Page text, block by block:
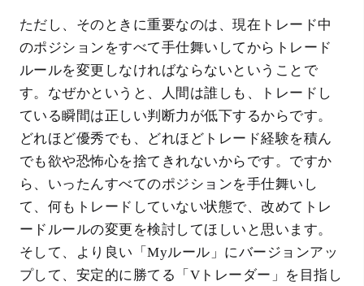
ただし、そのときに重要なのは、現在トレード中
のポジションをすべて手仕舞いしてからトレード
ルールを変更しなければならないということで
す。なぜかというと、人間は誰しも、トレードし
ている瞬間は正しい判断力が低下するからです。
どれほど優秀でも、どれほどトレード経験を積ん
でも欲や恐怖心を捨てきれないからです。ですか
ら、いったんすべてのポジションを手仕舞いし
て、何もトレードしていない状態で、改めてトレ
ードルールの変更を検討してほしいと思います。
そして、より良い「Myルール」にバージョンアッ
プして、安定的に勝てる「Vトレーダー」を目指し